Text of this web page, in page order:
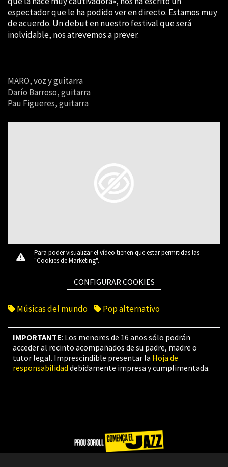
espectador que le ha podido ver en directo. Estamos muy
de acuerdo. Un debut en nuestro festival que será
inolvidable, nos atrevemos a prever.
MARO, voz y guitarra
Darío Barroso, guitarra
Pau Figueres, guitarra
Para poder visualizar el vídeo tienen que estar permitidas las
"Cookies de Marketing".
CONFIGURAR COOKIES
Músicas del mundo Pop alternativo
IMPORTANTE: Los menores de 16 años sólo podrán
acceder al recinto acompañados de su padre, madre o
tutor legal. Imprescindible presentar la Hoja de
responsabilidad debidamente impresa y cumplimentada.